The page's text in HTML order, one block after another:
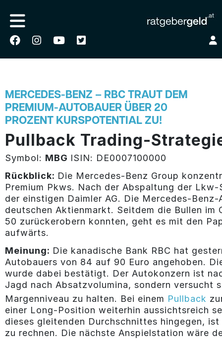
MERCEDES-BENZ – RBC TRAUT DEM
PREMIUM-AUTOBAUER ÜBER 20
PROZENT KURSPOTENTIAL ZU!
Pullback Trading-
Symbol: MBG ISIN: DE0007100000
Rückblick: Die Mercedes-Benz Group
Premium Pkws. Nach der Abspaltung der
der einstigen Daimler AG. Die Mercedes-
deutschen Aktienmarkt. Seitdem die Bullen im
50 zurückerobern konnten, geht es mit den
aufwärts.
Meinung: Die kanadische Bank RBC hat
Autobauers von 84 auf 90 Euro angehoben.
wurde dabei bestätigt. Der Autokonzern ist
Jagd nach Absatzvolumina, sondern versucht
Margenniveau zu halten. Bei einem Pullback
einer Long-Position weiterhin aussichtsreich
dieses gleitenden Durchschnittes hingegen,
zu rechnen. Die nächste Anspielstation wäre